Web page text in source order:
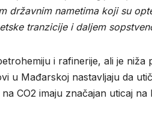
državnim nametima koji su
tranzicije i daljem
i rafinerije, ali je niža
u Mađarskoj nastavljaju da
CO2 imaju značajan uticaj na